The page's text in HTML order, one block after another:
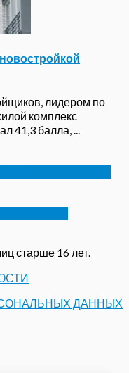
лидером по
комплекс
41,3 балла, ...
старше 16 лет.
ДАННЫХ